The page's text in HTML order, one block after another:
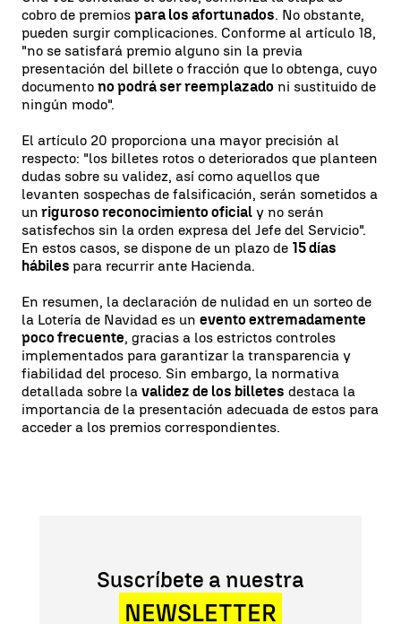
cobro de premios para los afortunados. No obstante,
pueden surgir complicaciones. Conforme al artículo 18,
"no se satisfará premio alguno sin la previa
presentación del billete o fracción que lo obtenga, cuyo
documento no podrá ser reemplazado ni sustituido de
ningún modo".
El artículo 20 proporciona una mayor precisión al
respecto: "los billetes rotos o deteriorados que planteen
dudas sobre su validez, así como aquellos que
levanten sospechas de falsificación, serán sometidos a
un riguroso reconocimiento oficial y no serán
satisfechos sin la orden expresa del Jefe del Servicio".
En estos casos, se dispone de un plazo de 15 días
hábiles para recurrir ante Hacienda.
En resumen, la declaración de nulidad en un sorteo de
la Lotería de Navidad es un evento extremadamente
poco frecuente, gracias a los estrictos controles
implementados para garantizar la transparencia y
fiabilidad del proceso. Sin embargo, la normativa
detallada sobre la validez de los billetes destaca la
importancia de la presentación adecuada de estos para
acceder a los premios correspondientes.
Suscríbete a nuestra
NEWSLETTER